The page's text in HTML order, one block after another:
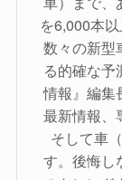
を6,000本
数々の新型
る的確な
情報』編集
最新情報、
そして車
す。後悔し